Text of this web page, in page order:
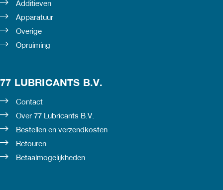
Additieven
Apparatuur
Overige
Opruiming
77 LUBRICANTS B.V.
Contact
Over 77 Lubricants B.V.
Bestellen en verzendkosten
Retouren
Betaalmogelijkheden